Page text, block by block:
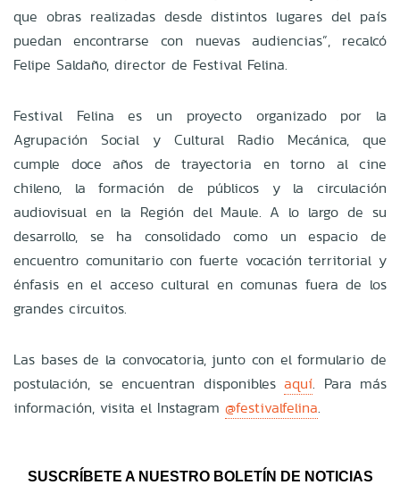
que obras realizadas desde distintos lugares del país
puedan encontrarse con nuevas audiencias”, recalcó
Felipe Saldaño, director de Festival Felina.
Festival Felina es un proyecto organizado por la
Agrupación Social y Cultural Radio Mecánica, que
cumple doce años de trayectoria en torno al cine
chileno, la formación de públicos y la circulación
audiovisual en la Región del Maule. A lo largo de su
desarrollo, se ha consolidado como un espacio de
encuentro comunitario con fuerte vocación territorial y
énfasis en el acceso cultural en comunas fuera de los
grandes circuitos.
Las bases de la convocatoria, junto con el formulario de
postulación, se encuentran disponibles aquí. Para más
información, visita el Instagram @festivalfelina.
SUSCRÍBETE A NUESTRO BOLETÍN DE NOTICIAS